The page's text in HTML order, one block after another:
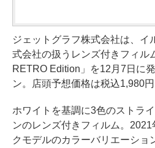
ジェットグラフ株式会社は、イ
式会社の扱うレンズ付きフィル
RETRO Edition」を12月7日に
ン。店頭予想価格は税込1,980円
ホワイトを基調に3色のストラ
ンのレンズ付きフィルム。
クモデルのカラーバリエーショ